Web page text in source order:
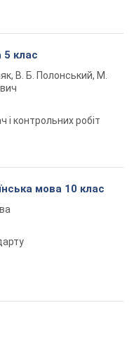
клас
В. Б. Полонський, М.
і контрольних робіт
мова 10 клас